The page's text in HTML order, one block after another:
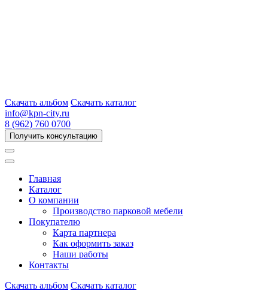
Скачать альбом Скачать каталог
info@kpn-city.ru
8 (962) 760 0700
Получить консультацию
Главная
Каталог
О компании
Производство парковой мебели
Покупателю
Карта партнера
Как оформить заказ
Наши работы
Контакты
Скачать альбом Скачать каталог